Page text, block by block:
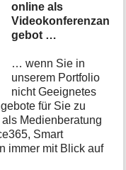
online als
Videokonferenzan
gebot …
… wenn Sie in
unserem Portfolio
nicht Geeignetes
für Sie zu
Medienberatung
Smart
immer mit Blick auf